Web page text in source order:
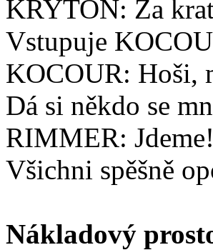
KRYTON: Za
Vstupuje
KOCOUR: Hoši,
Dá si někdo se
RIMMER: Jdeme!
Všichni spěšně
Nákladový